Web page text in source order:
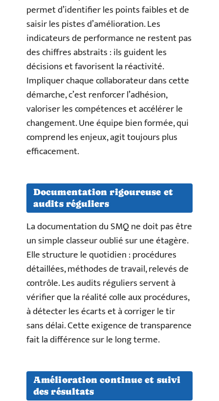
permet d’identifier les points faibles et de
saisir les pistes d’amélioration. Les
indicateurs de performance ne restent pas
des chiffres abstraits : ils guident les
décisions et favorisent la réactivité.
Impliquer chaque collaborateur dans cette
démarche, c’est renforcer l’adhésion,
valoriser les compétences et accélérer le
changement. Une équipe bien formée, qui
comprend les enjeux, agit toujours plus
efficacement.
Documentation rigoureuse et
audits réguliers
La documentation du SMQ ne doit pas être
un simple classeur oublié sur une étagère.
Elle structure le quotidien : procédures
détaillées, méthodes de travail, relevés de
contrôle. Les audits réguliers servent à
vérifier que la réalité colle aux procédures,
à détecter les écarts et à corriger le tir
sans délai. Cette exigence de transparence
fait la différence sur le long terme.
Amélioration continue et suivi
des résultats